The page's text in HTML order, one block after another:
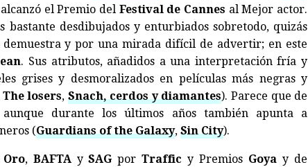
el Premio del Festival de Cannes al Mejor actor.
desdibujados y enturbiados sobretodo, quizás
y por una mirada difícil de advertir; en este
. Sus atributos, añadidos a una interpretación fría y
grises y desmoralizados en películas más negras y
The losers, Snach, cerdos y diamantes). Parece que de
durante los últimos años también apunta a
(Guardians of the Galaxy, Sin City).
Oro,BAFTAySAG porTraffic y Premios Goya y de